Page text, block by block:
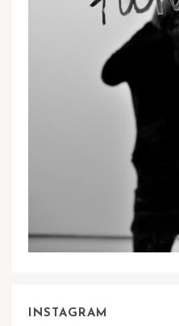
INSTAGRAM